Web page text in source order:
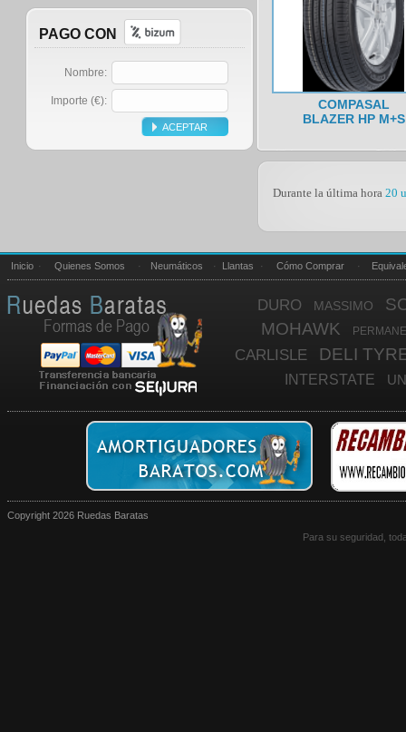
PAGO CON
Nombre:
Importe (€):
COMPASAL
BLAZER HP M+S
Durante la última hora 20
Inicio · Quienes Somos · Neumáticos · Llantas · Cómo Comprar ·
DURO MASSIMO
MOHAWK
CARLISLE DELI
INTERSTATE
MICHELIN LIGEIROS 34.81
ALCOA VELOCE
ELASTOMERIC
ROVELO
SOLIDPRO ODYKYNG
Copyright 2026 Ruedas Baratas
Para su seguridad,